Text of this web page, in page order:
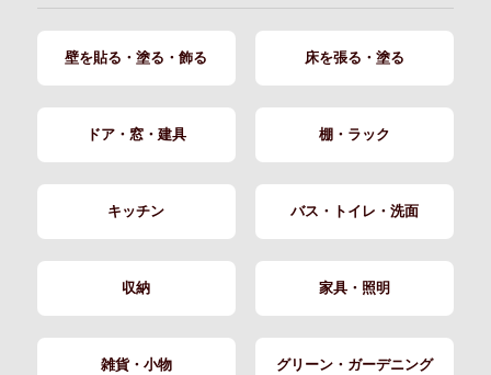
壁を貼る・塗る・飾る 床を張る・塗る
ドア・窓・建具 棚・ラック
キッチン バス・トイレ・洗面
収納 家具・照明
雑貨・小物 グリーン・ガーデニング